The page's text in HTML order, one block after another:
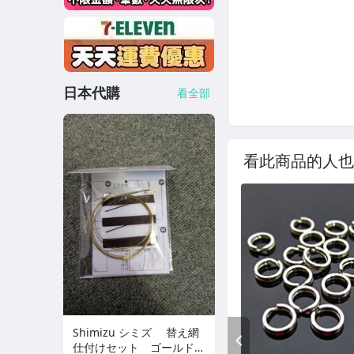
看此商品的人
PREV
日本代購 看全部
Shimizu シミズ 替え網
仕付けセット ゴールド×